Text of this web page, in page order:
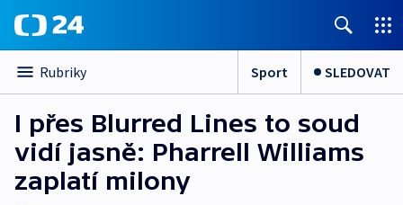
Rubriky Sport SLEDOVAT
I přes Blurred Lines to soud
vidí jasně: Pharrell Williams
zaplatí milony